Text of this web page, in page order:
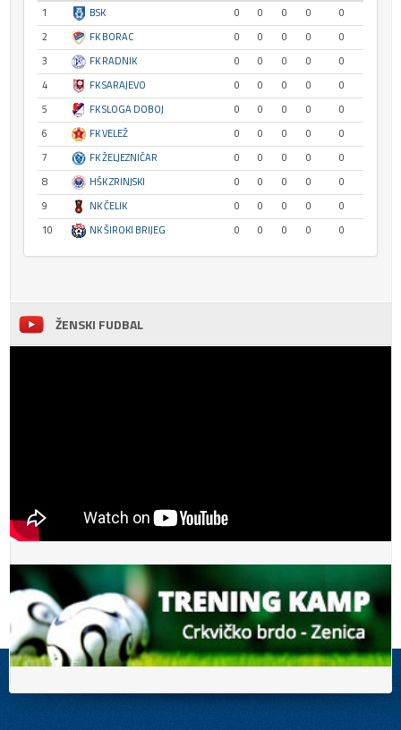
1
BSK 0 0 0 0
0
2
FK BORAC 0 0 0 0
0
3
FK RADNIK 0 0 0 0
0
4
FK SARAJEVO 0 0 0 0
0
5
FK SLOGA DOBOJ 0 0 0 0
0
6
FK VELEŽ 0 0 0 0
0
7
FK ŽELJEZNIČAR 0 0 0 0
0
8
HŠK ZRINJSKI 0 0 0 0
0
9
NK ČELIK 0 0 0 0
0
10
NK ŠIROKI BRIJEG 0 0 0 0 0
ŽENSKI FUDBAL